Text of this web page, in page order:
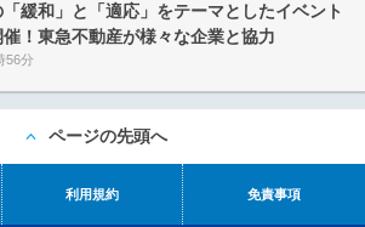
緩和」と「適応」をテーマとしたイベント
！東急不動産が様々な企業と協力
56分
ページの先頭へ
利用規約 免責事項